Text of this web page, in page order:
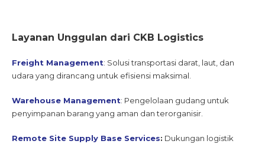
Layanan Unggulan dari CKB Logistics
Freight Management: Solusi transportasi darat, laut, dan
udara yang dirancang untuk efisiensi maksimal.
Warehouse Management: Pengelolaan gudang untuk
penyimpanan barang yang aman dan terorganisir.
Remote Site Supply Base Services: Dukungan logistik